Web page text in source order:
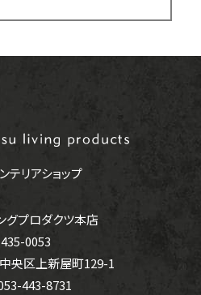
テリアショップ
グプロダクツ本店
0053
央区上新屋町129-1
443-8731